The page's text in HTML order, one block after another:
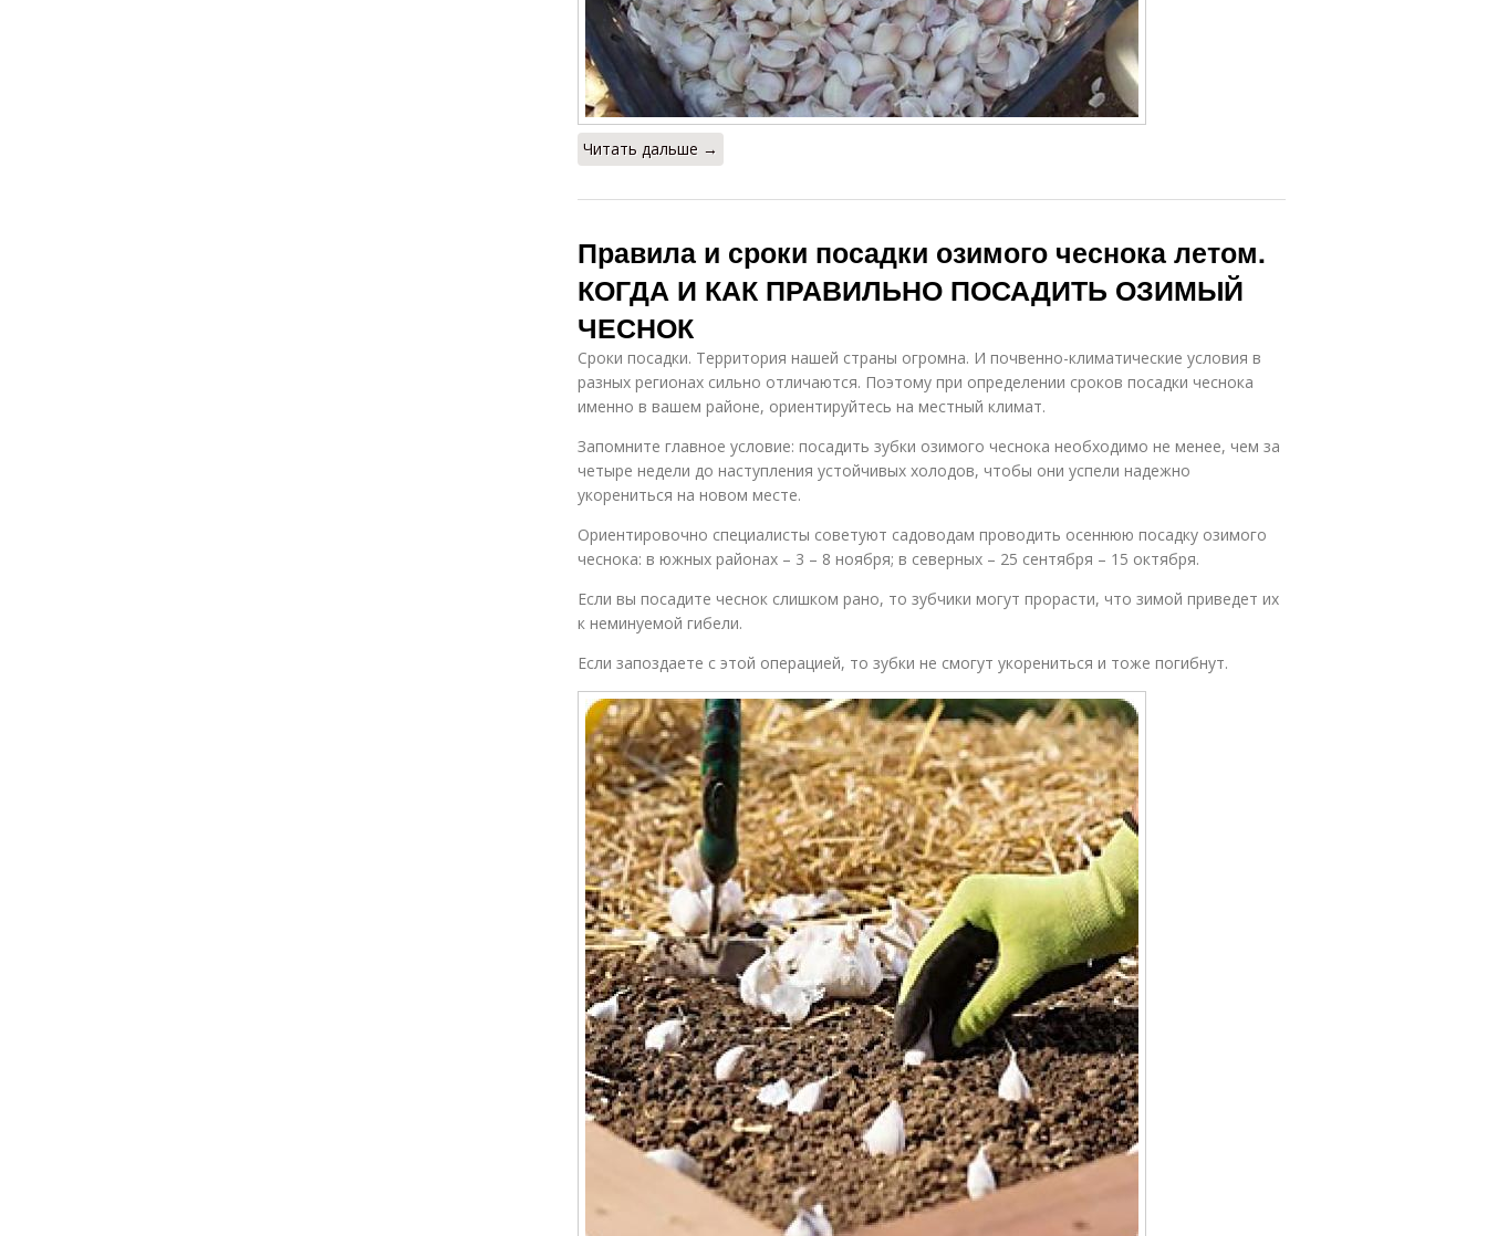
Читать дальше →
Правила и сроки посадки озимого чеснока летом.
КОГДА И КАК ПРАВИЛЬНО ПОСАДИТЬ ОЗИМЫЙ
ЧЕСНОК
Сроки посадки. Территория нашей страны огромна. И почвенно-климатические условия в
разных регионах сильно отличаются. Поэтому при определении сроков посадки чеснока
именно в вашем районе, ориентируйтесь на местный климат.
Запомните главное условие: посадить зубки озимого чеснока необходимо не менее, чем за
четыре недели до наступления устойчивых холодов, чтобы они успели надежно
укорениться на новом месте.
Ориентировочно специалисты советуют садоводам проводить осеннюю посадку озимого
чеснока: в южных районах – 3 – 8 ноября; в северных – 25 сентября – 15 октября.
Если вы посадите чеснок слишком рано, то зубчики могут прорасти, что зимой приведет их
к неминуемой гибели.
Если запоздаете с этой операцией, то зубки не смогут укорениться и тоже погибнут.